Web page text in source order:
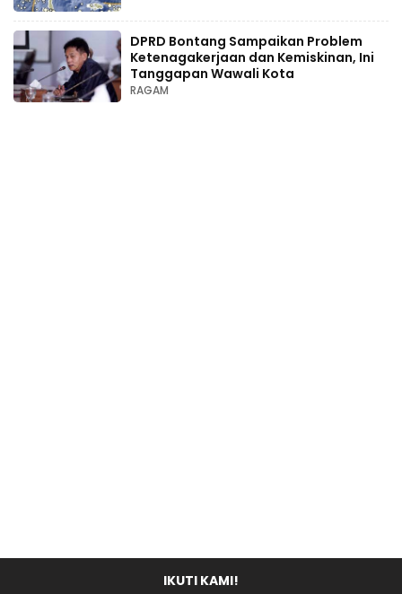
DPRD Bontang Sampaikan Problem
Ketenagakerjaan dan Kemiskinan, Ini
Tanggapan Wawali Kota
RAGAM
IKUTI KAMI!